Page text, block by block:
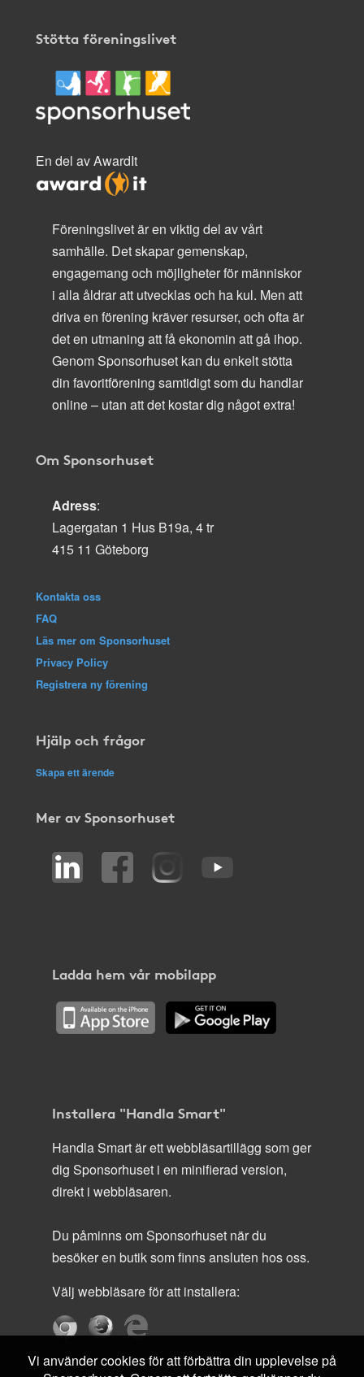
Stötta föreningslivet
En del av AwardIt
Föreningslivet är en viktig del av vårt
samhälle. Det skapar gemenskap,
engagemang och möjligheter för människor
i alla åldrar att utvecklas och ha kul. Men att
driva en förening kräver resurser, och ofta är
det en utmaning att få ekonomin att gå ihop.
Genom Sponsorhuset kan du enkelt stötta
din favoritförening samtidigt som du handlar
online – utan att det kostar dig något extra!
Om Sponsorhuset
Adress:
Lagergatan 1 Hus B19a, 4 tr
415 11 Göteborg
Kontakta oss
FAQ
Läs mer om Sponsorhuset
Privacy Policy
Registrera ny förening
Hjälp och frågor
Skapa ett ärende
Mer av Sponsorhuset
Ladda hem vår mobilapp
Installera "Handla Smart"
Handla Smart är ett webbläsartillägg som ger
dig Sponsorhuset i en minifierad version,
direkt i webbläsaren.
Du påminns om Sponsorhuset när du
besöker en butik som finns ansluten hos oss.
Välj webbläsare för att installera:
Vi använder cookies för att förbättra din upplevelse på